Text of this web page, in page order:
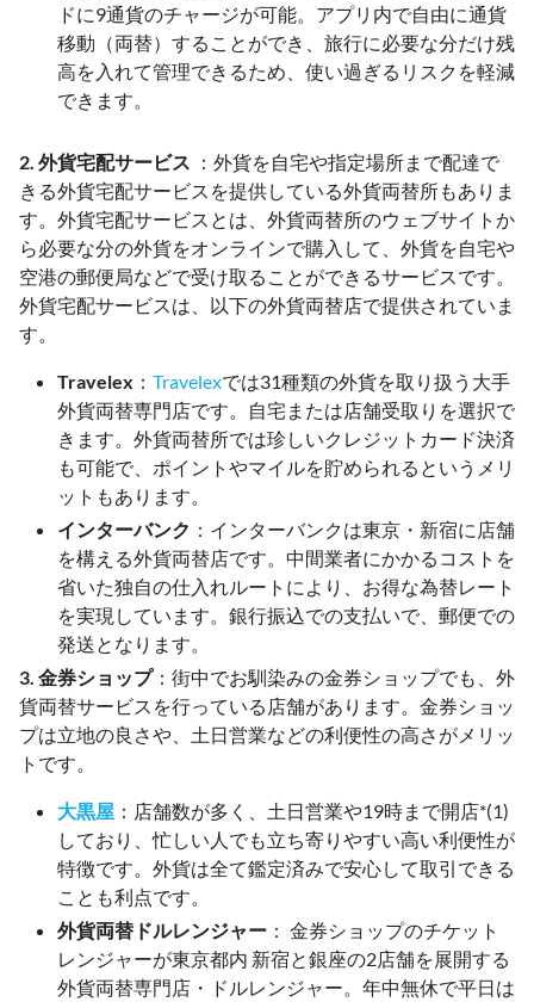
ドに9通貨のチャージが可能。アプリ内で自由に通貨
移動（両替）することができ、旅行に必要な分だけ残
高を入れて管理できるため、使い過ぎるリスクを軽減
できます。
2. 外貨宅配サービス
：外貨を自宅や指定場所まで配達で
きる外貨宅配サービスを提供している外貨両替所もありま
す。外貨宅配サービスとは、外貨両替所のウェブサイトか
ら必要な分の外貨をオンラインで購入して、外貨を自宅や
空港の郵便局などで受け取ることができるサービスです。
外貨宅配サービスは、以下の外貨両替店で提供されていま
す。
Travelex ： Travelexでは31種類の外貨を取り扱う大手
外貨両替専門店です。自宅または店舗受取りを選択で
きます。外貨両替所では珍しいクレジットカード決済
も可能で、ポイントやマイルを貯められるというメリ
ットもあります。
インターバンク ：インターバンクは東京・新宿に店舗
を構える外貨両替店です。中間業者にかかるコストを
省いた独自の仕入れルートにより、お得な為替レート
を実現しています。銀行振込での支払いで、郵便での
発送となります。
3. 金券ショップ：街中でお馴染みの金券ショップでも、外
貨両替サービスを行っている店舗があります。金券ショッ
プは立地の良さや、土日営業などの利便性の高さがメリッ
トです。
大黒屋 ：店舗数が多く、土日営業や19時まで開店*(1)
しており、忙しい人でも立ち寄りやすい高い利便性が
特徴です。外貨は全て鑑定済みで安心して取引できる
ことも利点です。
外貨両替ドルレンジャー ： 金券ショップのチケット
レンジャーが東京都内 新宿と銀座の2店舗を展開する
外貨両替専門店・ドルレンジャー。年中無休で平日は